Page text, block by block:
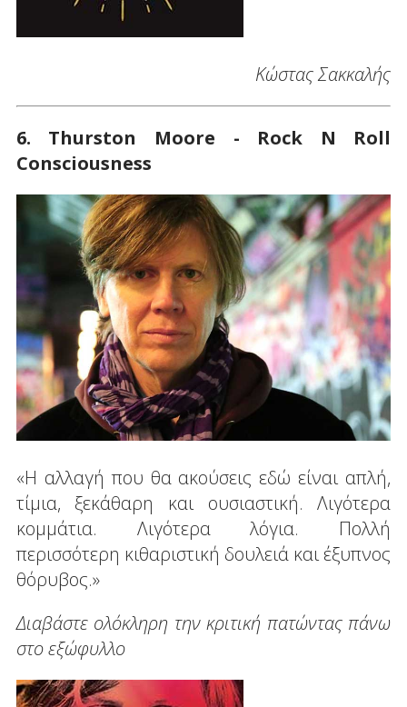
Κώστας Σακκαλής
6. Thurston Moore - Rock N Roll
Consciousness
«Η αλλαγή που θα ακούσεις εδώ είναι απλή,
τίμια, ξεκάθαρη και ουσιαστική. Λιγότερα
κομμάτια. Λιγότερα λόγια. Πολλή
περισσότερη κιθαριστική δουλειά και έξυπνος
θόρυβος.»
Διαβάστε ολόκληρη την κριτική πατώντας πάνω
στο εξώφυλλο